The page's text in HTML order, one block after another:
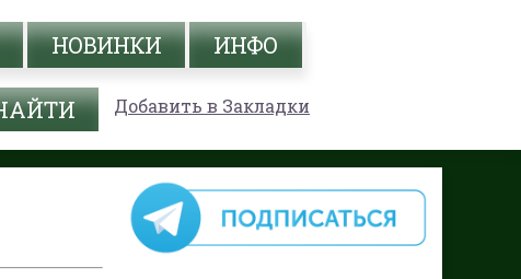
НОВИНКИ ИНФО
Добавить в Закладки